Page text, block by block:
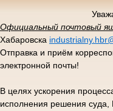
Официальный почтовый
Хабаровска
Отправка и приём
электронной почты!
В целях ускорения
исполнения решения